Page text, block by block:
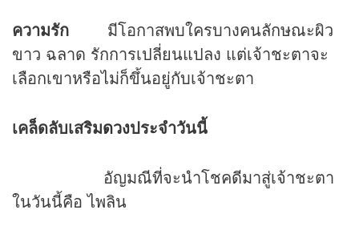
ความรัก
มีโอกาสพบใครบางคนลักษณะผิว
ขาว ฉลาด รักการเปลี่ยนแปลง แต่เจ้าชะตาจะ
เลือกเขาหรือไม่ก็ขึ้นอยู่กับเจ้าชะตา
เคล็ดลับเสริมดวงประจำวันนี้
อัญมณีที่จะนำโชคดีมาสู่เจ้าชะตา
ในวันนี้คือ ไพลิน